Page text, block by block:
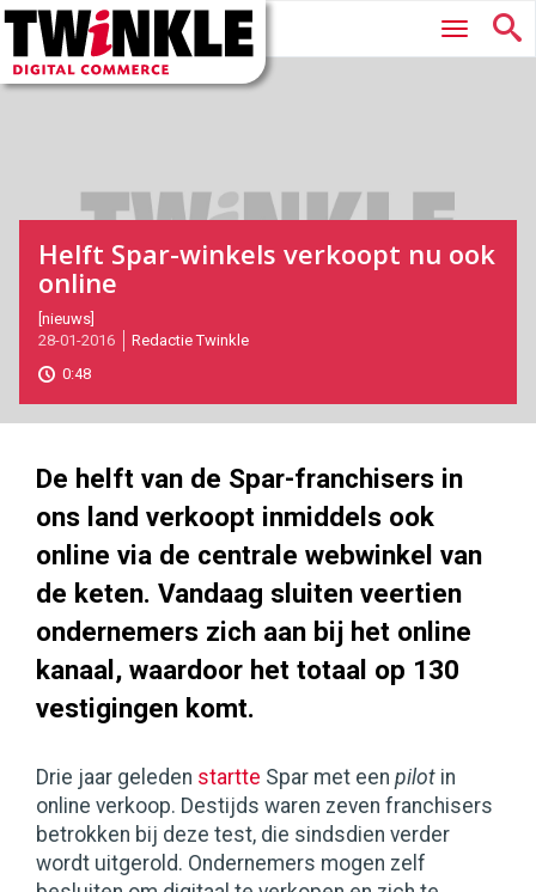
Twinkle
Digital
Commerce
Hoofdmenu
Helft Spar-winkels verkoopt nu ook
online
2016-
01-
28T08:56:00
2017-
05-
[nieuws]
28-01-2016
Redactie Twinkle
0:48
De helft van de Spar-franchisers in
ons land verkoopt inmiddels ook
online via de centrale webwinkel van
de keten. Vandaag sluiten veertien
ondernemers zich aan bij het online
kanaal, waardoor het totaal op 130
vestigingen komt.
Drie jaar geleden startte Spar met een pilot in
online verkoop. Destijds waren zeven franchisers
betrokken bij deze test, die sindsdien verder
wordt uitgerold. Ondernemers mogen zelf